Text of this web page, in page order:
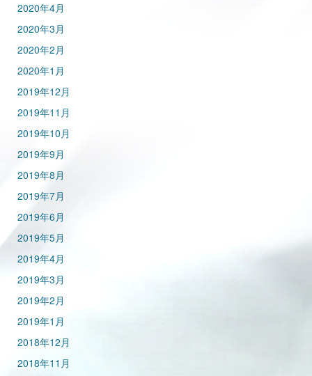
2020年4月
2020年3月
2020年2月
2020年1月
2019年12月
2019年11月
2019年10月
2019年9月
2019年8月
2019年7月
2019年6月
2019年5月
2019年4月
2019年3月
2019年2月
2019年1月
2018年12月
2018年11月